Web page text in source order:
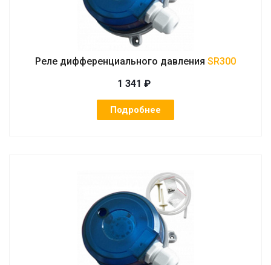
Реле дифференциального давления SR300
1 341 ₽
Подробнее